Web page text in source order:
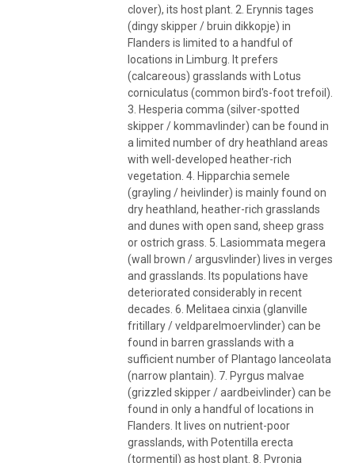
clover), its host plant. 2. Erynnis tages
(dingy skipper / bruin dikkopje) in
Flanders is limited to a handful of
locations in Limburg. It prefers
(calcareous) grasslands with Lotus
corniculatus (common bird's-foot trefoil).
3. Hesperia comma (silver-spotted
skipper / kommavlinder) can be found in
a limited number of dry heathland areas
with well-developed heather-rich
vegetation. 4. Hipparchia semele
(grayling / heivlinder) is mainly found on
dry heathland, heather-rich grasslands
and dunes with open sand, sheep grass
or ostrich grass. 5. Lasiommata megera
(wall brown / argusvlinder) lives in verges
and grasslands. Its populations have
deteriorated considerably in recent
decades. 6. Melitaea cinxia (glanville
fritillary / veldparelmoervlinder) can be
found in barren grasslands with a
sufficient number of Plantago lanceolata
(narrow plantain). 7. Pyrgus malvae
(grizzled skipper / aardbeivlinder) can be
found in only a handful of locations in
Flanders. It lives on nutrient-poor
grasslands, with Potentilla erecta
(tormentil) as host plant. 8. Pyronia